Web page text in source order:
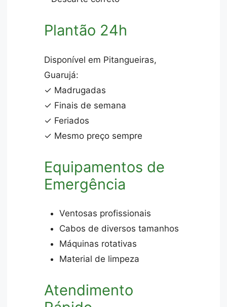
Plantão 24h
Disponível em Pitangueiras,
Guarujá:
✓ Madrugadas
✓ Finais de semana
✓ Feriados
✓ Mesmo preço sempre
Equipamentos de
Emergência
Ventosas profissionais
Cabos de diversos tamanhos
Máquinas rotativas
Material de limpeza
Atendimento